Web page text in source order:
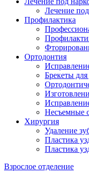
Лечение
Профилактика
Ортодонтия
Брекеты для
Несъемные
Хирургия
Удаление
Пластика
Пластика
Взрослое отделение